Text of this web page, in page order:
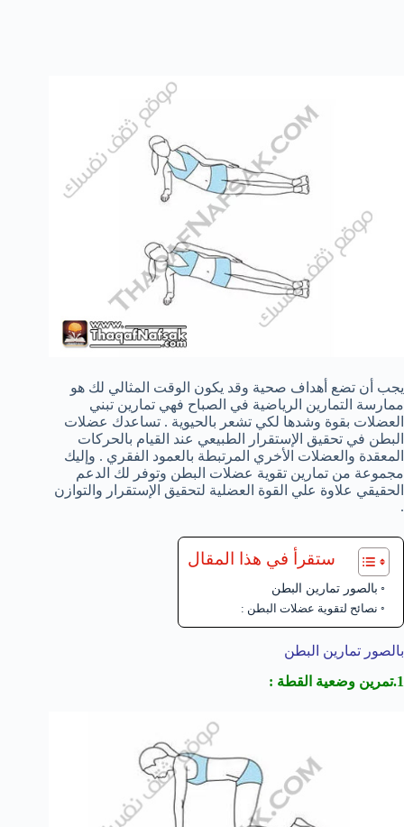
يجب أن تضع أهداف صحية وقد يكون الوقت المثالي لك هو
ممارسة التمارين الرياضية في الصباح فهي تمارين تبني
العضلات بقوة وشدها لكي تشعر بالحيوية . تساعدك عضلات
البطن في تحقيق الإستقرار الطبيعي عند القيام بالحركات
المعقدة والعضلات الأخري المرتبطة بالعمود الفقري . وإليك
مجموعة من تمارين تقوية عضلات البطن وتوفر لك الدعم
الحقيقي علاوة علي القوة العضلية لتحقيق الإستقرار والتوازن
.
ستقرأ في هذا المقال
بالصور تمارين البطن
نصائح لتقوية عضلات البطن :
بالصور تمارين البطن
1.تمرين وضعية القطة :